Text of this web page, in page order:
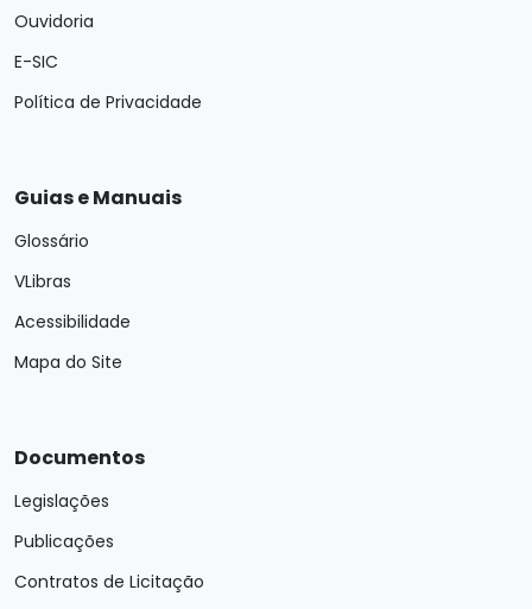
Ouvidoria
E-SIC
Política de Privacidade
Guias e Manuais
Glossário
VLibras
Acessibilidade
Mapa do Site
Documentos
Legislações
Publicações
Contratos de Licitação